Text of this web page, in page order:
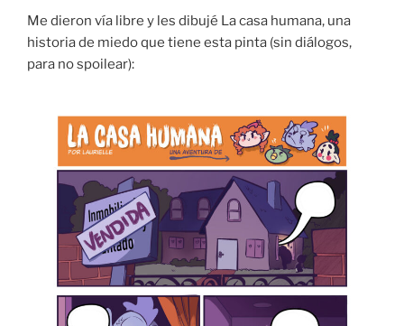
Me dieron vía libre y les dibujé La casa humana, una
historia de miedo que tiene esta pinta (sin diálogos,
para no spoilear):